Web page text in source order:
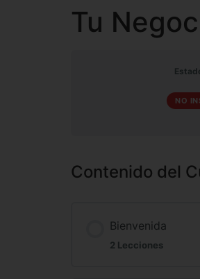
Tu
NO
Contenido del
Bienvenida
2 Lecciones